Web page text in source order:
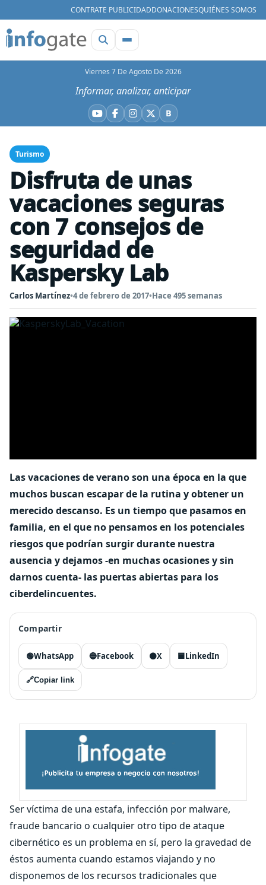
CONTRATE PUBLICIDADDONACIONESQUIÉNES SOMOS
Viernes 7 De Agosto De 2026
Informar, analizar, anticipar
YouTube
Facebook
Instagram
X BBluesky
Turismo
Disfruta de unas
vacaciones seguras
con 7 consejos de
seguridad de
Kaspersky Lab
Carlos Martínez•4 de febrero de 2017•Hace 495 semanas
Las vacaciones de verano son una época en la que
muchos buscan escapar de la rutina y obtener un
merecido descanso. Es un tiempo que pasamos en
familia, en el que no pensamos en los potenciales
riesgos que podrían surgir durante nuestra
ausencia y dejamos -en muchas ocasiones y sin
darnos cuenta- las puertas abiertas para los
ciberdelincuentes.
Compartir
🟢WhatsApp 🔵Facebook ⚫X 🟦LinkedIn
🔗Copiar link
Ser víctima de una estafa, infección por malware,
fraude bancario o cualquier otro tipo de ataque
cibernético es un problema en sí, pero la gravedad de
éstos aumenta cuando estamos viajando y no
disponemos de los recursos tradicionales que